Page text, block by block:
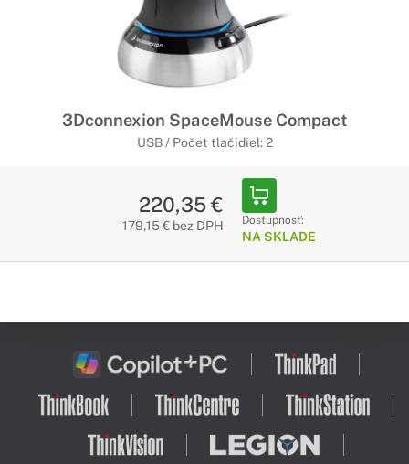
3Dconnexion SpaceMouse Compact
USB / Počet tlačidiel: 2
220,35 €
179,15 € bez DPH Dostupnosť:
NA SKLADE